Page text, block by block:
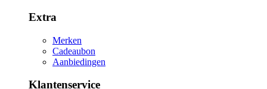
Extra
Merken
Cadeaubon
Aanbiedingen
Klantenservice